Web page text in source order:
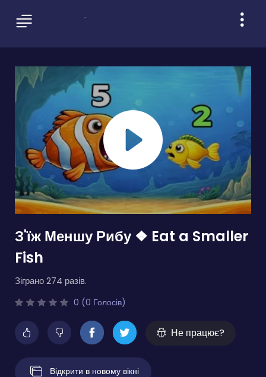
З'їж Меншу Рибу ❖ Eat a Smaller
Fish
Зіграно 274 разів.
0 (0 Голосів)
Не працює?
Відкрити в новому вікні